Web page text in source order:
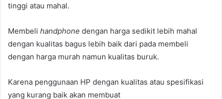
tinggi atau mahal.
Membeli handphone dengan harga sedikit lebih mahal
dengan kualitas bagus lebih baik dari pada membeli
dengan harga murah namun kualitas buruk.
Karena penggunaan HP dengan kualitas atau spesifikasi
yang kurang baik akan membuat